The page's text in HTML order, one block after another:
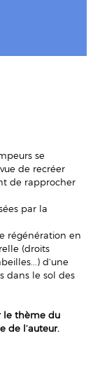
se
de recréer
de rapprocher
par la
régénération en
(droits
d’une
dans le sol des
le thème du
de l’auteur.